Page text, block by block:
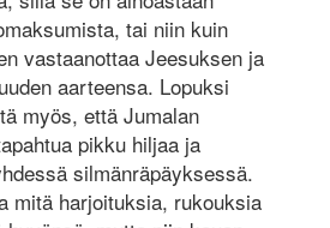
tai niin kuin
vastaanottaa Jeesuksen ja
aarteensa. Lopuksi
myös, että Jumalan
pikku hiljaa ja
silmänräpäyksessä.
mitä harjoituksia, rukouksia